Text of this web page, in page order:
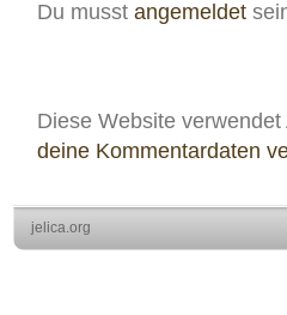
Du musst angemeldet
Diese Website
deine Kommentardaten
jelica.org